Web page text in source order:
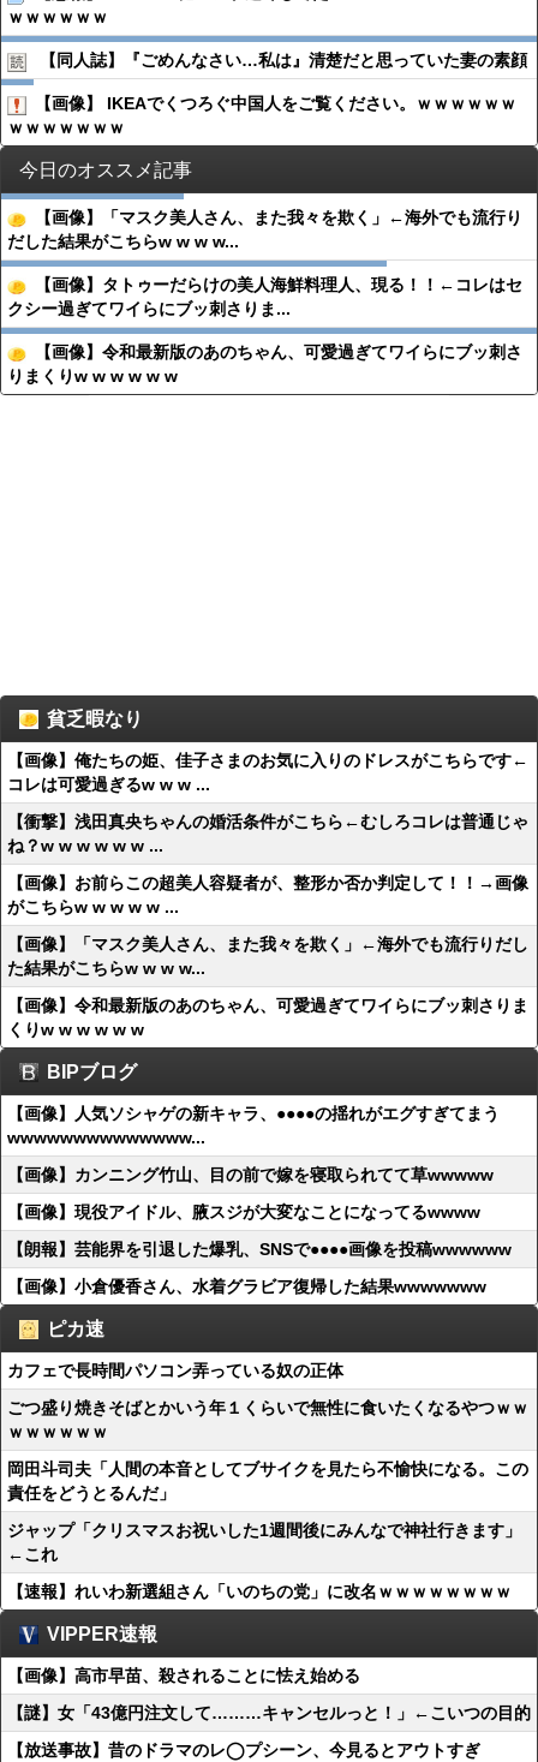
ｗｗｗｗｗｗ
【同人誌】『ごめんなさい…私は』清楚だと思っていた妻の素顔
【画像】 IKEAでくつろぐ中国人をご覧ください。ｗｗｗｗｗｗ
ｗｗｗｗｗｗｗ
今日のオススメ記事
【画像】「マスク美人さん、また我々を欺く」←海外でも流行り
だした結果がこちらw w w w...
【画像】タトゥーだらけの美人海鮮料理人、現る！！←コレはセ
クシー過ぎてワイらにブッ刺さりま...
【画像】令和最新版のあのちゃん、可愛過ぎてワイらにブッ刺さ
りまくりw w w w w w
貧乏暇なり
【画像】俺たちの姫、佳子さまのお気に入りのドレスがこちらです←
コレは可愛過ぎるw w w ...
【衝撃】浅田真央ちゃんの婚活条件がこちら←むしろコレは普通じゃ
ね？w w w w w w ...
【画像】お前らこの超美人容疑者が、整形か否か判定して！！→画像
がこちらw w w w w ...
【画像】「マスク美人さん、また我々を欺く」←海外でも流行りだし
た結果がこちらw w w w...
【画像】令和最新版のあのちゃん、可愛過ぎてワイらにブッ刺さりま
くりw w w w w w
BIPブログ
【画像】人気ソシャゲの新キャラ、●●●●の揺れがエグすぎてまう
wwwwwwwwwwwwww...
【画像】カンニング竹山、目の前で嫁を寝取られてて草wwwww
【画像】現役アイドル、腋スジが大変なことになってるwwww
【朗報】芸能界を引退した爆乳、SNSで●●●●画像を投稿wwwwww
【画像】小倉優香さん、水着グラビア復帰した結果wwwwwww
ピカ速
カフェで長時間パソコン弄っている奴の正体
ごつ盛り焼きそばとかいう年１くらいで無性に食いたくなるやつｗｗ
ｗｗｗｗｗｗ
岡田斗司夫「人間の本音としてブサイクを見たら不愉快になる。この
責任をどうとるんだ」
ジャップ「クリスマスお祝いした1週間後にみんなで神社行きます」
←これ
【速報】れいわ新選組さん「いのちの党」に改名ｗｗｗｗｗｗｗｗ
VIPPER速報
【画像】高市早苗、殺されることに怯え始める
【謎】女「43億円注文して………キャンセルっと！」←こいつの目的
【放送事故】昔のドラマのレ◯プシーン、今見るとアウトすぎ